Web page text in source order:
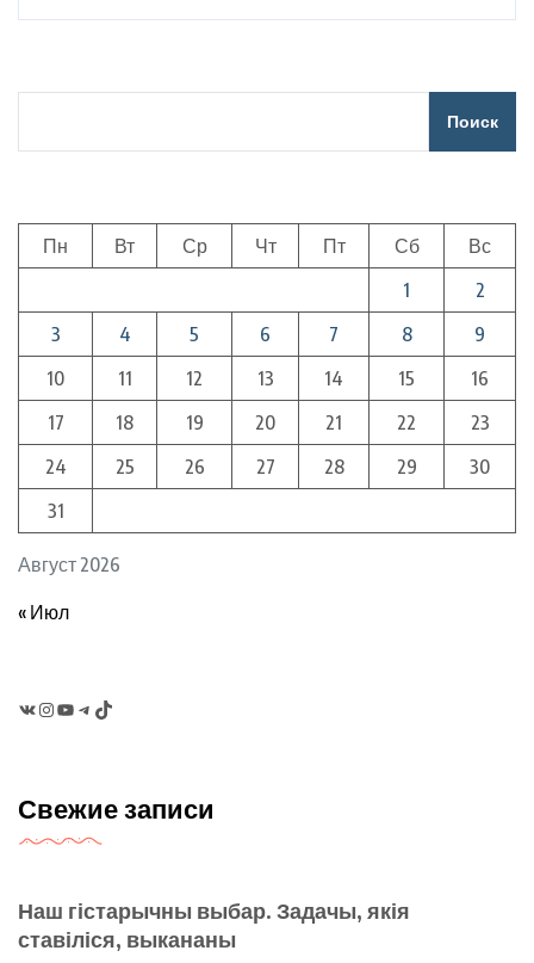
Поиск
Август 2026
Пн Вт Ср Чт Пт Сб
Вс
1
2
3
4 5 6 7 8
9
10
11 12 13 14 15
16
17
18 19 20 21 22
23
24
25 26 27 28 29
30
31
« Июл
Instagram
YouTubeTelegram
TikTok
Свежие записи
Наш гістарычны выбар. Задачы, якія
ставіліся, выкананы